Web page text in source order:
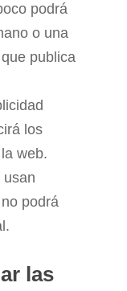
podrá
o una
publica
los
web.
usan
podrá
las